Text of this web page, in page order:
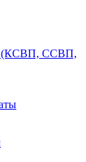
(КСВП, ССВП,